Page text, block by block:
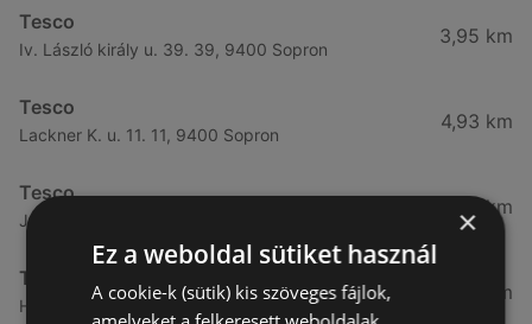
Tesco
Iv. László király u. 39. 39, 9400 Sopron
3,95 km
Tesco
Lackner K. u. 11. 11, 9400 Sopron
4,93 km
Tesco
József A. u. 1. 1, 9400 Sopron
5,01 km
Tesco
Hátsókapu. u. 8. 8, 9400 Sopron
5,4 km
×
Ez a weboldal sütiket használ
A cookie-k (sütik) kis szöveges fájlok,